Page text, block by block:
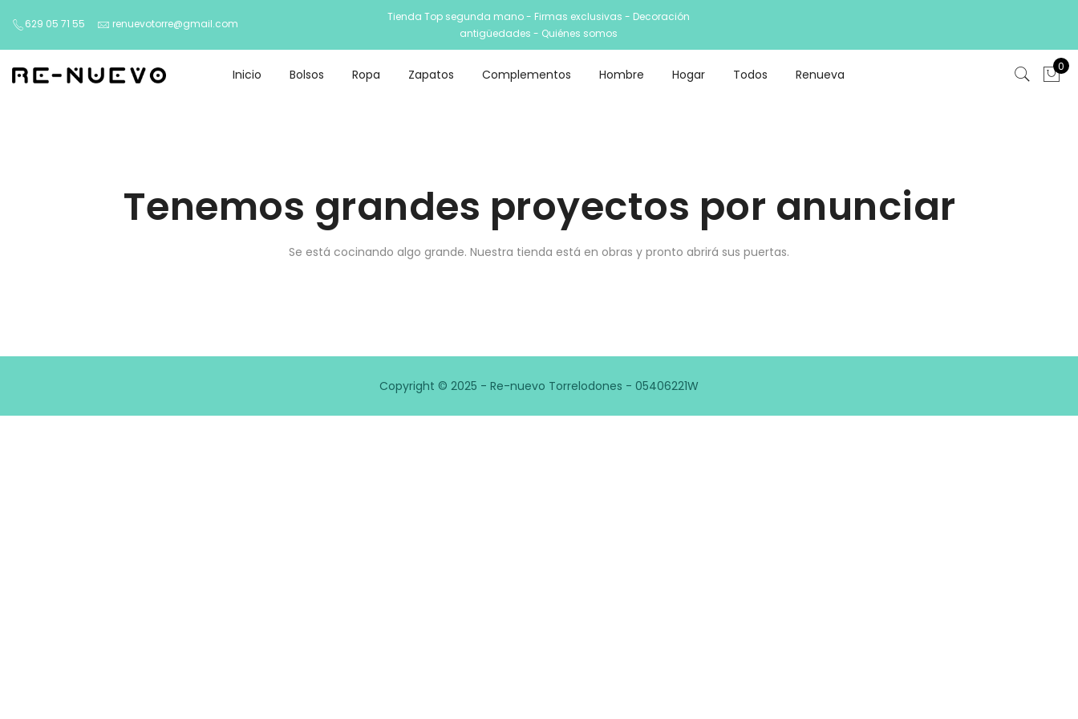
629 05 71 55 renuevotorre@gmail.com
Tienda Top segunda mano - Firmas exclusivas - Decoración
antigüedades - Quiénes somos
Inicio Bolsos Ropa Zapatos Complementos Hombre Hogar Todos Renueva
0
Tenemos grandes proyectos por anunciar
Se está cocinando algo grande. Nuestra tienda está en obras y pronto abrirá sus puertas.
Copyright © 2025 - Re-nuevo Torrelodones - 05406221W